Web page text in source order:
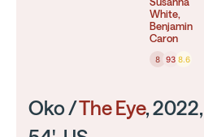
White,
Benjamin
Caron
8 93 8.6
Oko /The Eye,